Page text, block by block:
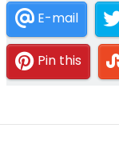
E-mail
Pin this